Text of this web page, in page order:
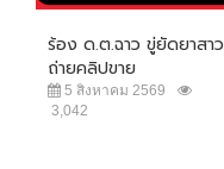
ร้อง ด.ต.ฉาว ขู่ยัดยาสาว
ถ่ายคลิปขาย
5 สิงหาคม 2569
3,042